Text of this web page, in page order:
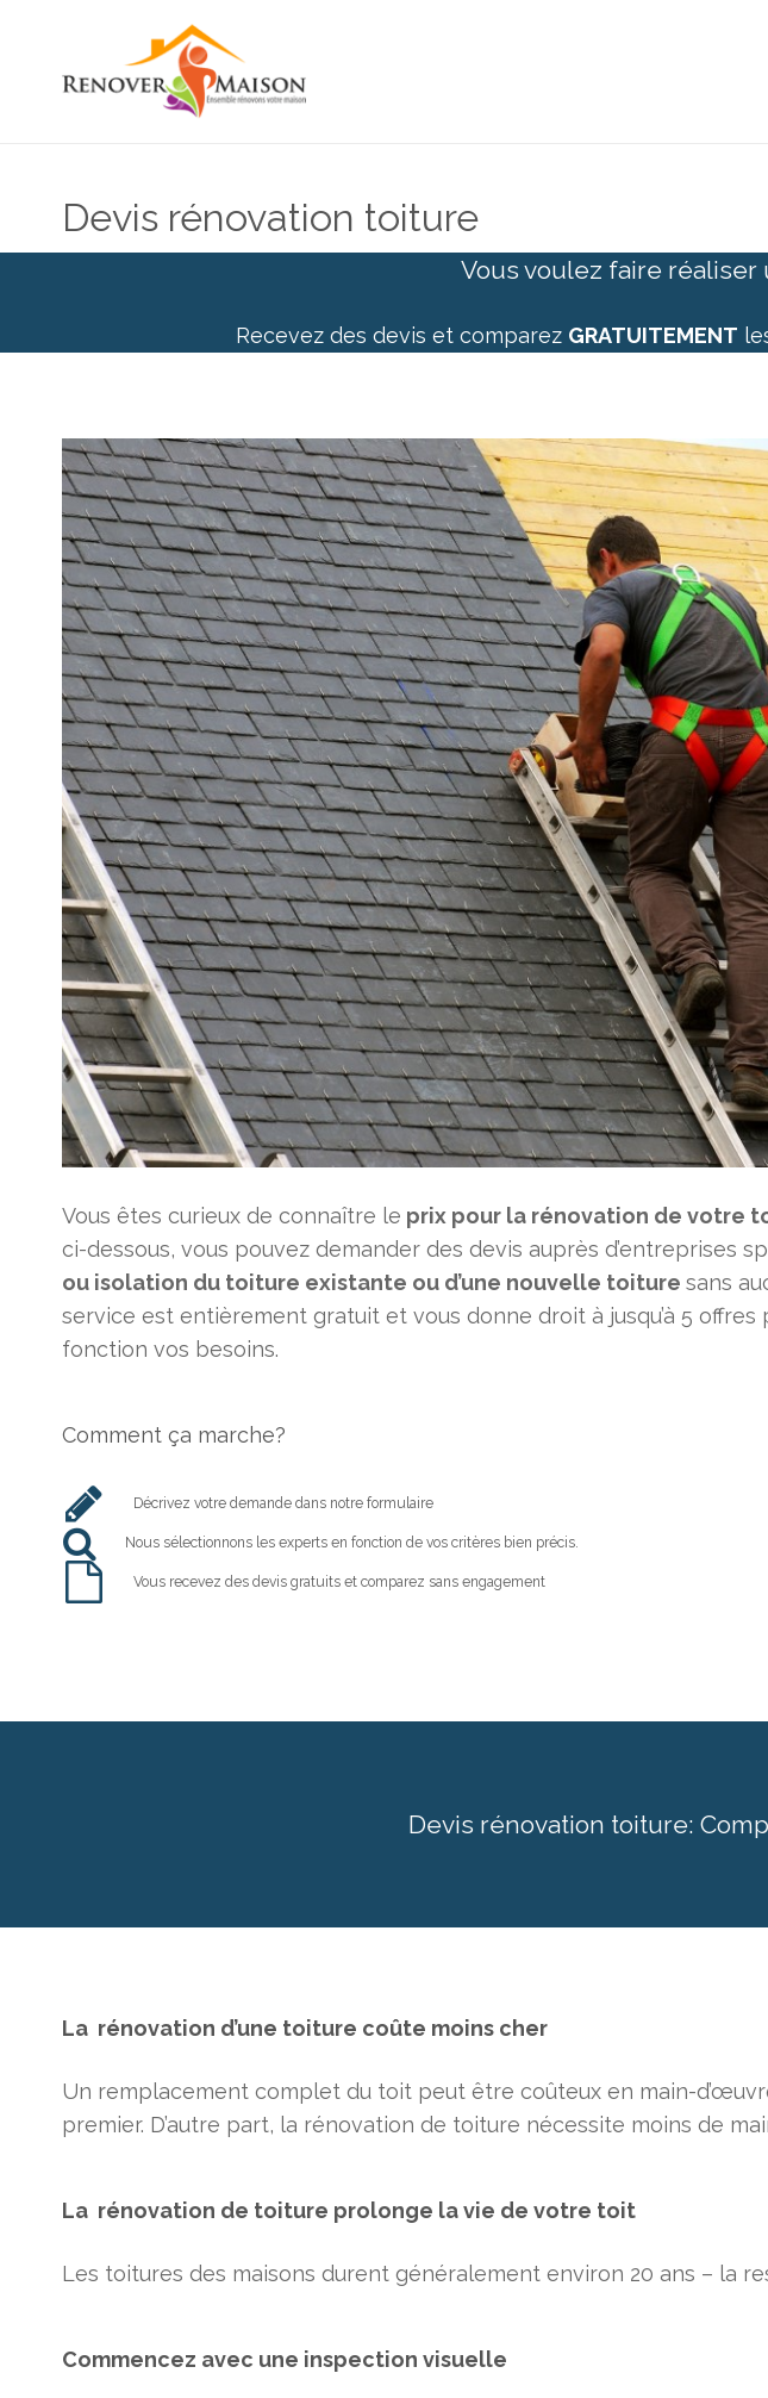
Devis rénovation toiture
Vous voulez faire
Recevez des devis et comparez GRATUITEMENT
Vous êtes curieux de connaître le prix pour la rénovation de votre
ci-dessous, vous pouvez demander des devis auprès d’entreprises
ou isolation du toiture existante ou d’une nouvelle toiture sans
service est entièrement gratuit et vous donne droit à jusqu’à 5 offres
fonction vos besoins.
Comment ça marche?
Décrivez votre demande dans notre formulaire
Nous sélectionnons les experts en fonction de vos critères bien précis.
Vous recevez des devis gratuits et comparez sans engagement
Devis rénovation toiture:
La rénovation d’une toiture coûte moins cher
Un remplacement complet du toit peut être coûteux en main-
premier. D’autre part, la rénovation de toiture nécessite moins de
La rénovation de toiture prolonge la vie de votre toit
Les toitures des maisons durent généralement environ 20 ans – la
Commencez avec une inspection visuelle